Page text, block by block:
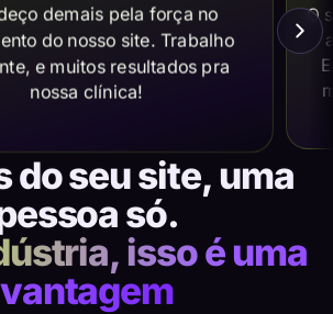
demais pela força no
do nosso site. Trabalho
e muitos resultados pra
nossa clínica!
O
do seu site, uma
só.
isso é uma
vantagem